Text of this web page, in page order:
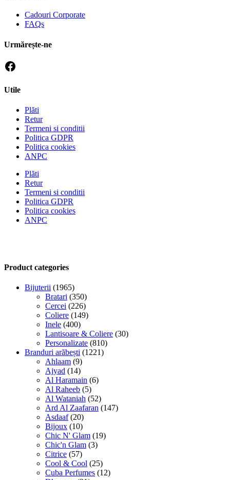
Cadouri Corporate
FAQs
Urmărește-ne
Utile
Plăti
Retur
Termeni si conditii
Politica GDPR
Politica cookies
ANPC
Plăti
Retur
Termeni si conditii
Politica GDPR
Politica cookies
ANPC
Product categories
Bijuterii (1965)
Bratari (350)
Cercei (226)
Coliere (149)
Inele (400)
Lantisoare & Coliere (30)
Personalizate (810)
Branduri arăbești (1221)
Ahlaam (9)
Ajyad (14)
Al Haramain (6)
Al Raheeb (5)
Al Wataniah (52)
Ard Al Zaafaran (147)
Asdaaf (20)
Bijoux (10)
Chic N' Glam (19)
Chic'n Glam (3)
Citrice (57)
Cool & Cool (25)
Cuba Perfumes (12)